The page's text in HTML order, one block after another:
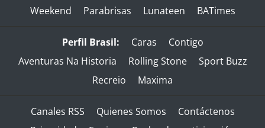
Weekend
Parabrisas Lunateen BATimes
Perfil Brasil: Caras
Contigo
Aventuras Na Historia
Rolling Stone
Sport Buzz
Recreio
Maxima
Canales RSS Quienes Somos
Contáctenos